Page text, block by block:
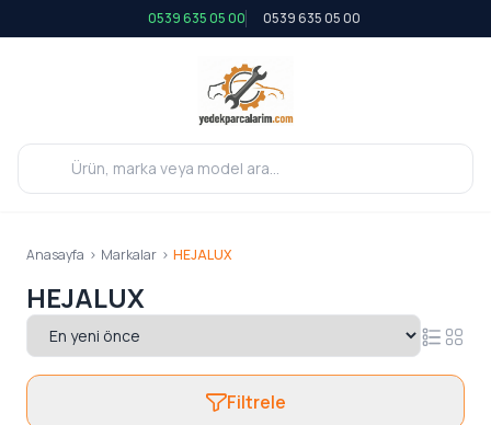
0539 635 05 00 0539 635 05 00
Anasayfa > Markalar > HEJALUX
HEJALUX
Filtrele